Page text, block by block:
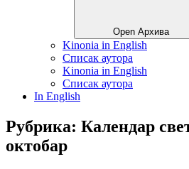
Open Архива
Kinonia in English
Списак аутора
Kinonia in English
Списак аутора
In English
Рубрика: Календар
октобар